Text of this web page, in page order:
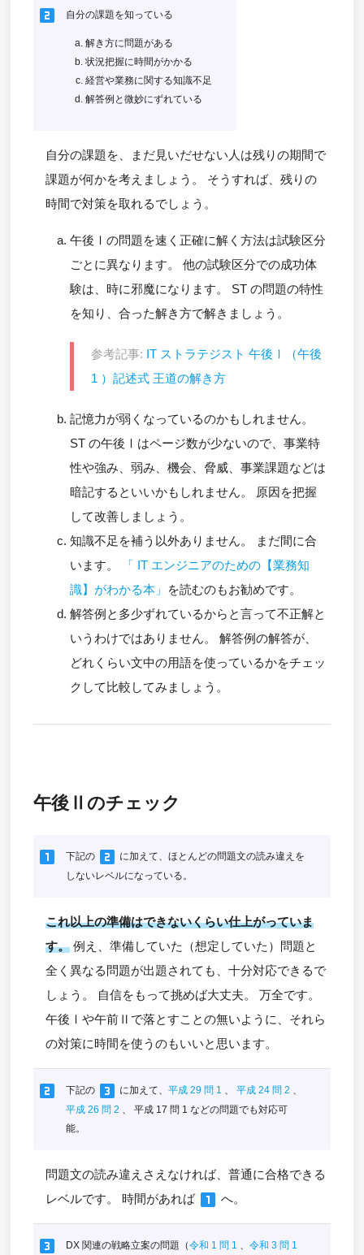
looks_two 自分の課題を知っている
解き方に問題がある
状況把握に時間がかかる
経営や業務に関する知識不足
解答例と微妙にずれている
自分の課題を、まだ見いだせない人は残りの期間で
課題が何かを考えましょう。 そうすれば、残りの
時間で対策を取れるでしょう。
午後Ⅰの問題を速く正確に解く方法は試験区分
ごとに異なります。 他の試験区分での成功体
験は、時に邪魔になります。 ST の問題の特性
を知り、合った解き方で解きましょう。
参考記事: IT ストラテジスト 午後Ⅰ（午後
1 ）記述式 王道の解き方
記憶力が弱くなっているのかもしれません。
ST の午後Ⅰはページ数が少ないので、事業特
性や強み、弱み、機会、脅威、事業課題などは
暗記するといいかもしれません。 原因を把握
して改善しましょう。
知識不足を補う以外ありません。 まだ間に合
います。
「 IT エンジニアのための【業務知
識】がわかる本」
を読むのもお勧めです。
解答例と多少ずれているからと言って不正解と
いうわけではありません。 解答例の解答が、
どれくらい文中の用語を使っているかをチェッ
クして比較してみましょう。
午後Ⅱのチェック
looks_one 下記の looks_two に加えて、ほとんどの問題文の読み違えを
しないレベルになっている。
これ以上の準備はできないくらい仕上がっていま
す。例え、準備していた（想定していた）問題と
全く異なる問題が出題されても、十分対応できるで
しょう。 自信をもって挑めば大丈夫。 万全です。
午後Ⅰや午前Ⅱで落とすことの無いように、それら
の対策に時間を使うのもいいと思います。
looks_two 下記の looks_3 に加えて、平成 29 問 1 、平成 24 問 2 、
平成 26 問 2 、 平成 17 問 1 などの問題でも対応可
能。
問題文の読み違えさえなければ、普通に合格できる
レベルです。 時間があれば looks_one へ。
looks_3 DX 関連の戦略立案の問題（令和 1 問 1 、令和 3 問 1